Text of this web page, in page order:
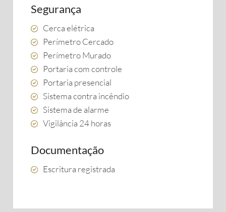
Segurança
Cerca elétrica
Perímetro Cercado
Perímetro Murado
Portaria com controle
Portaria presencial
Sistema contra incêndio
Sistema de alarme
Vigilância 24 horas
Documentação
Escritura registrada